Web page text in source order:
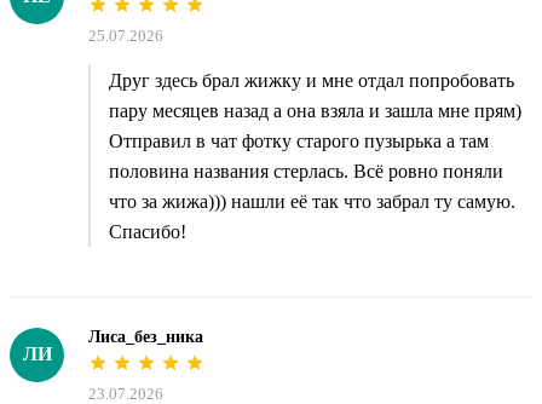
25.07.2026
Друг здесь брал жижку и мне отдал попробовать
пару месяцев назад а она взяла и зашла мне прям)
Отправил в чат фотку старого пузырька а там
половина названия стерлась. Всё ровно поняли
что за жижа))) нашли её так что забрал ту самую.
Спасибо!
ЛИ
Лиса_без_ника
23.07.2026